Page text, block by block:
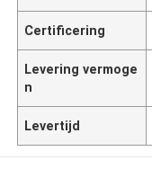
Certificering
Levering vermoge
n
Levertijd